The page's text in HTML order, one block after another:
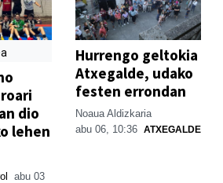
dio
lehen
abu 03
Hurrengo geltokia
Atxegalde, udako
festen errondan
Noaua Aldizkaria
abu 06, 10:36 ATXEGALDE